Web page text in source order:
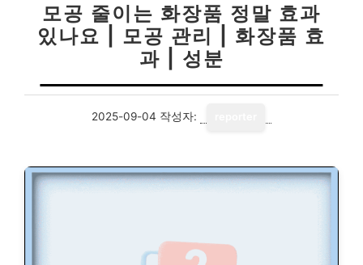
모공 줄이는 화장품 정말 효과
있나요 | 모공 관리 | 화장품 효
과 | 성분
2025-09-04 작성자: